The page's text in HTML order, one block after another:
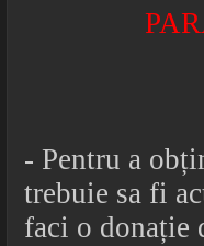
- Pentru a
trebuie sa fi
faci o donație